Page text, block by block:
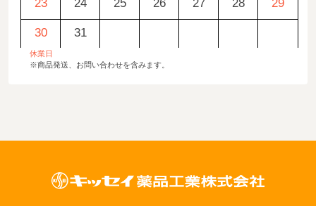
23
24 25 26 27 28 29
30 31
休業日
※商品発送、お問い合わせを含みます。